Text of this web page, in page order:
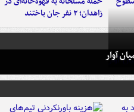
زاهدان؛ ۲ نفر جان باختند
آوار